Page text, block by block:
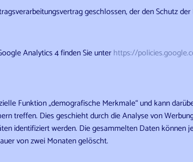
geschlossen, der den Schutz
Analytics 4 finden Sie unterhttps://
Funktion „demografische Merkmale“ und kann
treffen. Dies geschieht durch die Analyse von
identifiziert werden. Die gesammelten Daten
von zwei Monaten gelöscht.